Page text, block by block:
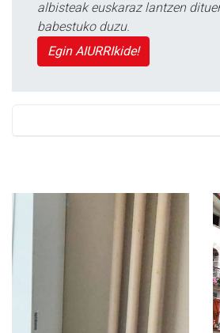
albisteak euskaraz lantzen
babestuko duzu.
Egin AIURRIkide!